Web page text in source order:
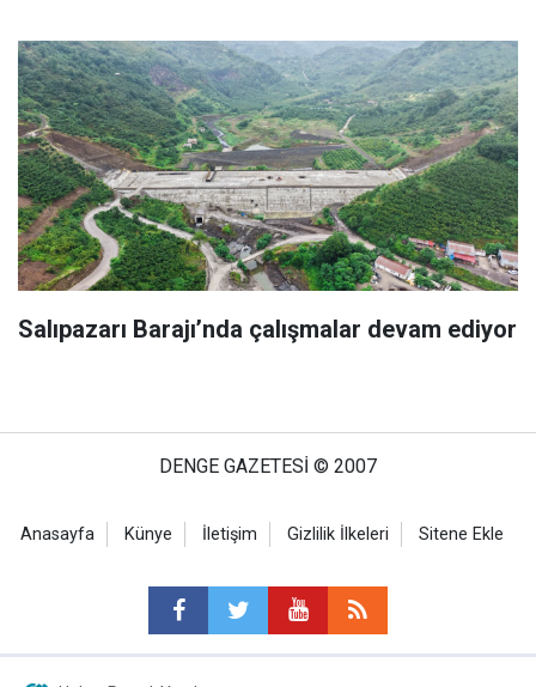
Salıpazarı Barajı’nda çalışmalar devam ediyor
DENGE GAZETESİ © 2007
Anasayfa Künye İletişim Gizlilik İlkeleri Sitene Ekle